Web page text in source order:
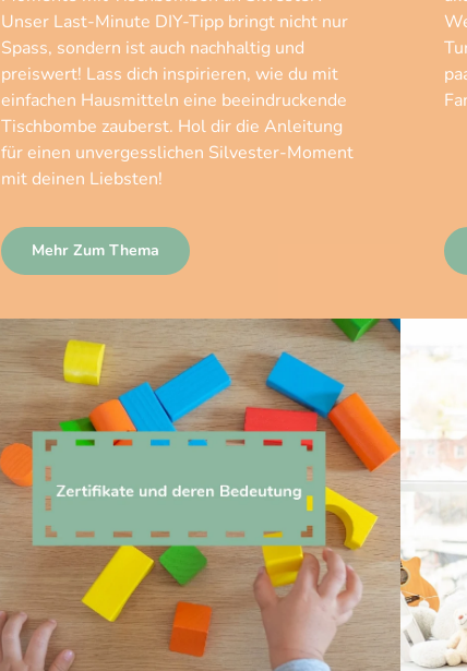
Unser Last-Minute DIY-Tipp bringt nicht nur
Spass, sondern ist auch nachhaltig und
preiswert! Lass dich inspirieren, wie du mit
einfachen Hausmitteln eine beeindruckende
Tischbombe zauberst. Hol dir die Anleitung
für einen unvergesslichen Silvester-Moment
mit deinen Liebsten!
Mehr Zum Thema